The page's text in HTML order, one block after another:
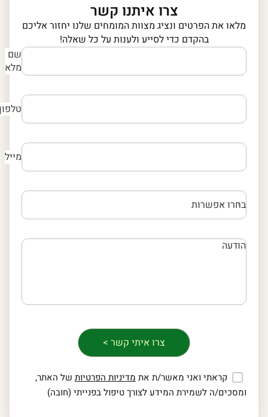
צרו איתנו קשר
מלאו את הפרטים ונציג מצוות המומחים שלנו יחזור אליכם
בהקדם כדי לסייע ולענות על כל שאלה!
שם
מלא
טלפון
מייל
קראתי ואני מאשר/ת את מדיניות הפרטיותשל האתר,
ומסכים/ה לשמירת המידע לצורך טיפול בפנייתי (חובה)